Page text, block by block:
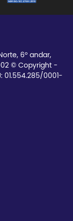
6º andar,
© Copyright -
01.554.285/0001-